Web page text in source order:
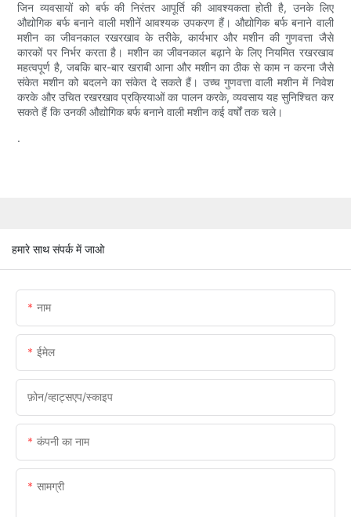
जिन व्यवसायों को बर्फ की निरंतर आपूर्ति की आवश्यकता होती है, उनके लिए
औद्योगिक बर्फ बनाने वाली मशीनें आवश्यक उपकरण हैं। औद्योगिक बर्फ बनाने वाली
मशीन का जीवनकाल रखरखाव के तरीके, कार्यभार और मशीन की गुणवत्ता जैसे
कारकों पर निर्भर करता है। मशीन का जीवनकाल बढ़ाने के लिए नियमित रखरखाव
महत्वपूर्ण है, जबकि बार-बार खराबी आना और मशीन का ठीक से काम न करना जैसे
संकेत मशीन को बदलने का संकेत दे सकते हैं। उच्च गुणवत्ता वाली मशीन में निवेश
करके और उचित रखरखाव प्रक्रियाओं का पालन करके, व्यवसाय यह सुनिश्चित कर
सकते हैं कि उनकी औद्योगिक बर्फ बनाने वाली मशीन कई वर्षों तक चले।
.
हमारे साथ संपर्क में जाओ
नाम
ईमेल
फ़ोन/व्हाट्सएप/स्काइप
कंपनी का नाम
सामग्री